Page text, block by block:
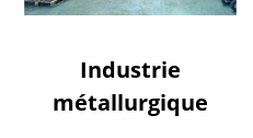
Industrie
métallurgique